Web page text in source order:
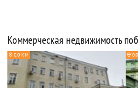
Коммерческая недвижимость
0.0 КМ